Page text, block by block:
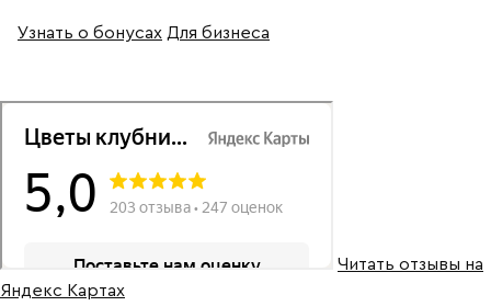
Узнать о бонусах Для бизнеса
Читать отзывы на
Яндекс Картах